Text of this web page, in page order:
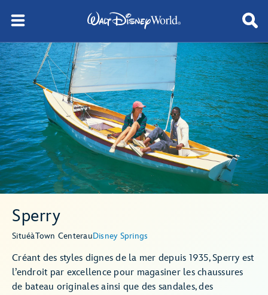
Sperry
SituéàTown CenterauDisney Springs
Créant des styles dignes de la mer depuis 1935, Sperry est
l’endroit par excellence pour magasiner les chaussures
de bateau originales ainsi que des sandales, des